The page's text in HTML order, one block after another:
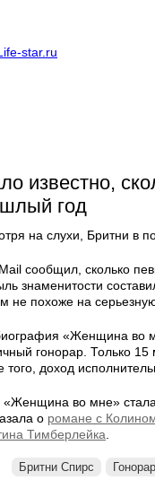
известно,
год
на слухи, Бритни в
сообщил, сколько
знаменитости
не похоже на
«Женщина во
гонорар. Только 15
того, доход
«Женщина во мне»
о романе с
Тимберлейка
Бритни Спирс